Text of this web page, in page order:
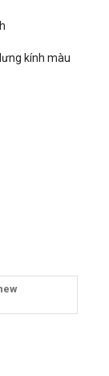
kính màu